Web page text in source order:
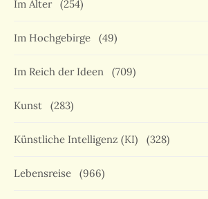
Im Alter (254)
Im Hochgebirge (49)
Im Reich der Ideen (709)
Kunst (283)
Künstliche Intelligenz (KI) (328)
Lebensreise (966)